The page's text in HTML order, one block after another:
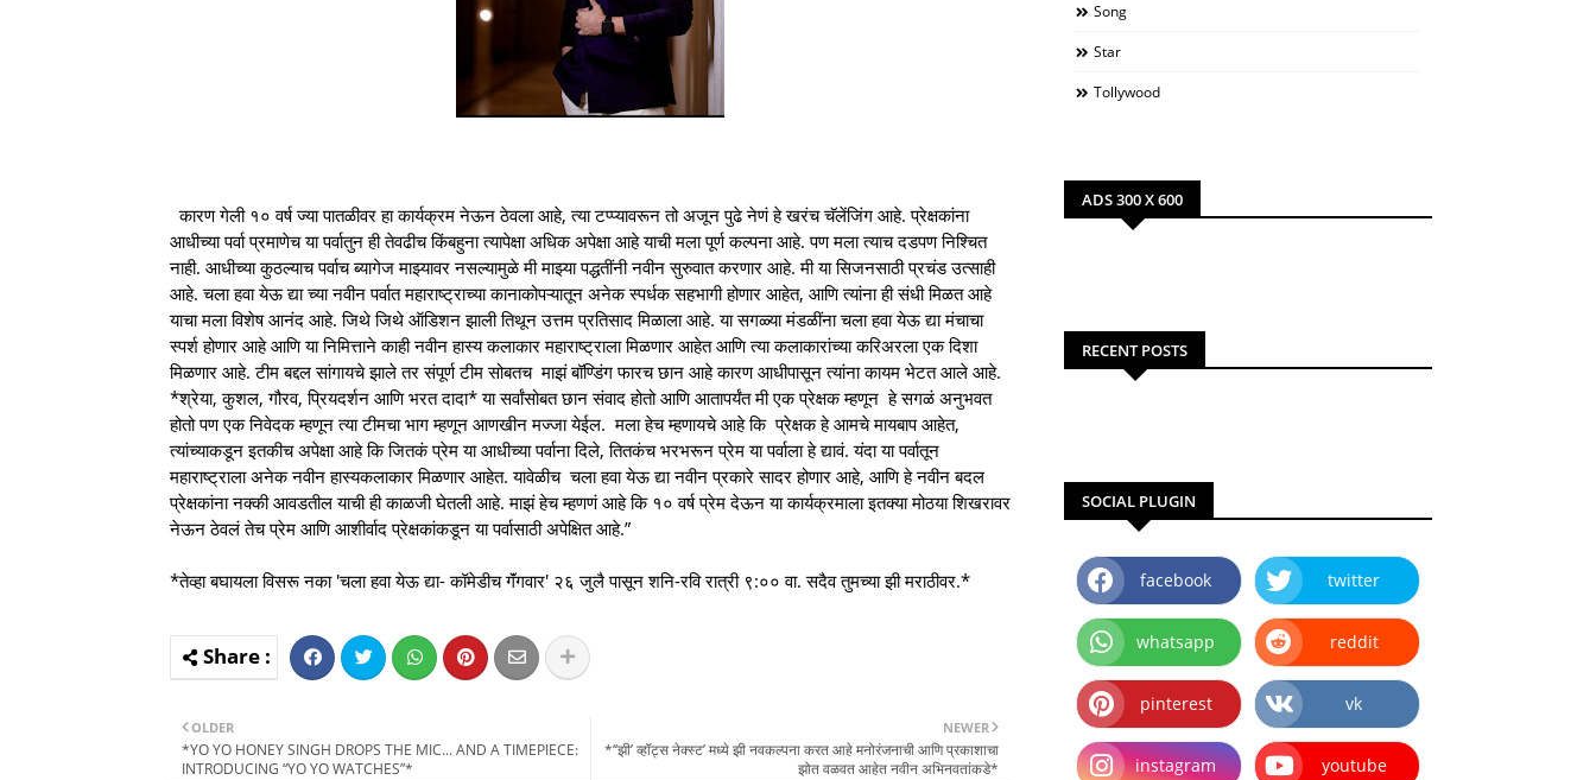
कारण गेली १० वर्ष ज्या पातळीवर हा कार्यक्रम नेऊन ठेवला आहे, त्या टप्प्यावरून तो अजून पुढे नेणं हे खरंच चॅलेंजिंग आहे. प्रेक्षकांना
आधीच्या पर्वा प्रमाणेच या पर्वातुन ही तेवढीच किंबहुना त्यापेक्षा अधिक अपेक्षा आहे याची मला पूर्ण कल्पना आहे. पण मला त्याच दडपण निश्चित
नाही. आधीच्या कुठल्याच पर्वाच ब्यागेज माझ्यावर नसल्यामुळे मी माझ्या पद्धतींनी नवीन सुरुवात करणार आहे. मी या सिजनसाठी प्रचंड उत्साही
आहे. चला हवा येऊ द्या च्या नवीन पर्वात महाराष्ट्राच्या कानाकोपऱ्यातून अनेक स्पर्धक सहभागी होणार आहेत, आणि त्यांना ही संधी मिळत आहे
याचा मला विशेष आनंद आहे. जिथे जिथे ऑडिशन झाली तिथून उत्तम प्रतिसाद मिळाला आहे. या सगळ्या मंडळींना चला हवा येऊ द्या मंचाचा
स्पर्श होणार आहे आणि या निमित्ताने काही नवीन हास्य कलाकार महाराष्ट्राला मिळणार आहेत आणि त्या कलाकारांच्या करिअरला एक दिशा
मिळणार आहे. टीम बद्दल सांगायचे झाले तर संपूर्ण टीम सोबतच माझं बॉण्डिंग फारच छान आहे कारण आधीपासून त्यांना कायम भेटत आले आहे.
*श्रेया, कुशल, गौरव, प्रियदर्शन आणि भरत दादा* या सर्वांसोबत छान संवाद होतो आणि आतापर्यंत मी एक प्रेक्षक म्हणून हे सगळं अनुभवत
होतो पण एक निवेदक म्हणून त्या टीमचा भाग म्हणून आणखीन मज्जा येईल. मला हेच म्हणायचे आहे कि प्रेक्षक हे आमचे मायबाप आहेत,
त्यांच्याकडून इतकीच अपेक्षा आहे कि जितकं प्रेम या आधीच्या पर्वाना दिले, तितकंच भरभरून प्रेम या पर्वाला हे द्यावं. यंदा या पर्वातून
महाराष्ट्राला अनेक नवीन हास्यकलाकार मिळणार आहेत. यावेळीच चला हवा येऊ द्या नवीन प्रकारे सादर होणार आहे, आणि हे नवीन बदल
प्रेक्षकांना नक्की आवडतील याची ही काळजी घेतली आहे. माझं हेच म्हणणं आहे कि १० वर्ष प्रेम देऊन या कार्यक्रमाला इतक्या मोठया शिखरावर
नेऊन ठेवलं तेच प्रेम आणि आशीर्वाद प्रेक्षकांकडून या पर्वासाठी अपेक्षित आहे.”
*तेव्हा बघायला विसरू नका 'चला हवा येऊ द्या- कॉमेडीच गॅंगवार' २६ जुलै पासून शनि-रवि रात्री ९:०० वा. सदैव तुमच्या झी मराठीवर.*
NEWER
*‘‘झी’ व्हॉट्स नेक्स्ट’ मध्ये झी नवकल्पना करत आहे मनोरंजनाची आणि प्रकाशाचा
झोत वळवत आहेत नवीन अभिनवतांकडे*
OLDER
*YO YO HONEY SINGH DROPS THE MIC... AND A TIMEPIECE:
INTRODUCING “YO YO WATCHES”*
Song
Star
Tollywood
ADS 300 X 600
RECENT POSTS
SOCIAL PLUGIN
facebook twitter
whatsapp reddit
pinterest vk
instagram youtube